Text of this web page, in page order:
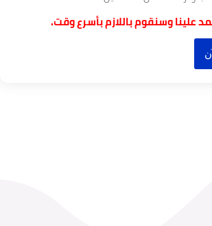
وسنقوم باللازم بأسرع وقت.